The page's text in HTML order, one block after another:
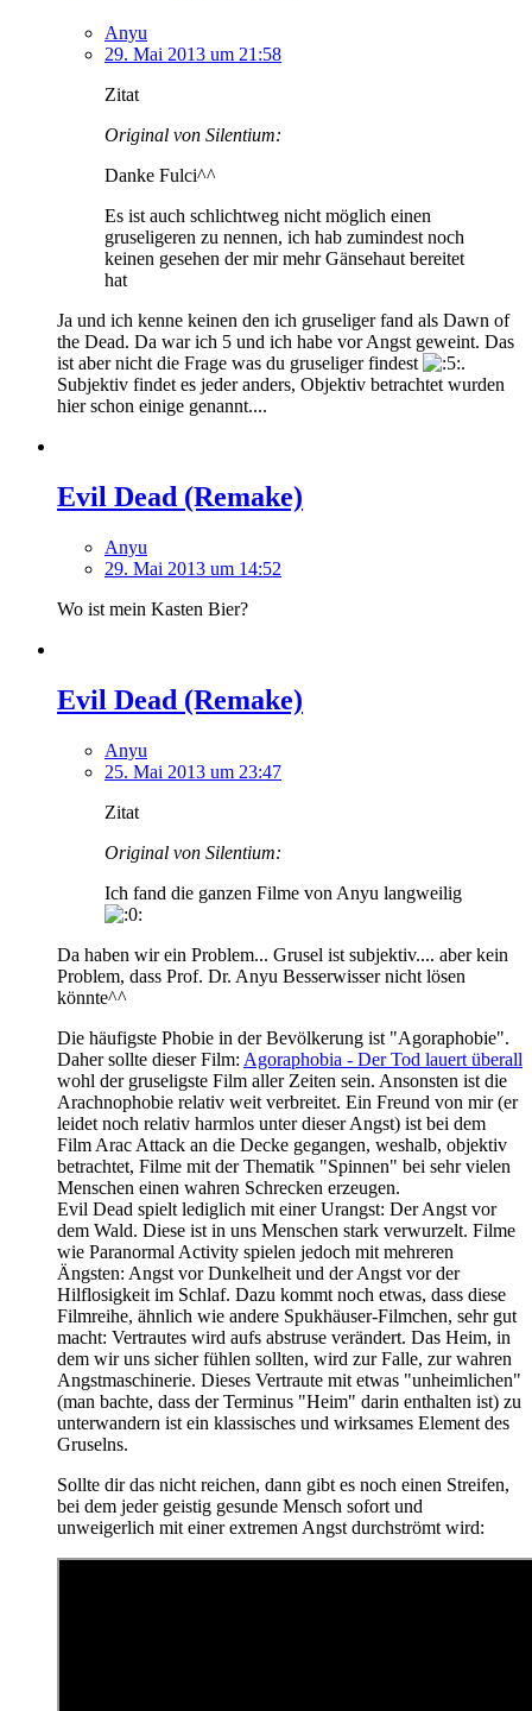
Anyu
29. Mai 2013 um 21:58
Zitat
Original von Silentium:
Danke Fulci^^
Es ist auch schlichtweg nicht möglich einen
gruseligeren zu nennen, ich hab zumindest noch
keinen gesehen der mir mehr Gänsehaut bereitet
hat
Ja und ich kenne keinen den ich gruseliger fand als Dawn of
the Dead. Da war ich 5 und ich habe vor Angst geweint. Das
ist aber nicht die Frage was du gruseliger findest
.
Subjektiv findet es jeder anders, Objektiv betrachtet wurden
hier schon einige genannt....
Evil Dead (Remake)
Anyu
29. Mai 2013 um 14:52
Wo ist mein Kasten Bier?
Evil Dead (Remake)
Anyu
25. Mai 2013 um 23:47
Zitat
Original von Silentium:
Ich fand die ganzen Filme von Anyu langweilig
Da haben wir ein Problem... Grusel ist subjektiv.... aber kein
Problem, dass Prof. Dr. Anyu Besserwisser nicht lösen
könnte^^
Die häufigste Phobie in der Bevölkerung ist "Agoraphobie".
Daher sollte dieser Film: Agoraphobia - Der Tod lauert überall
wohl der gruseligste Film aller Zeiten sein. Ansonsten ist die
Arachnophobie relativ weit verbreitet. Ein Freund von mir (er
leidet noch relativ harmlos unter dieser Angst) ist bei dem
Film Arac Attack an die Decke gegangen, weshalb, objektiv
betrachtet, Filme mit der Thematik "Spinnen" bei sehr vielen
Menschen einen wahren Schrecken erzeugen.
Evil Dead spielt lediglich mit einer Urangst: Der Angst vor
dem Wald. Diese ist in uns Menschen stark verwurzelt. Filme
wie Paranormal Activity spielen jedoch mit mehreren
Ängsten: Angst vor Dunkelheit und der Angst vor der
Hilflosigkeit im Schlaf. Dazu kommt noch etwas, dass diese
Filmreihe, ähnlich wie andere Spukhäuser-Filmchen, sehr gut
macht: Vertrautes wird aufs abstruse verändert. Das Heim, in
dem wir uns sicher fühlen sollten, wird zur Falle, zur wahren
Angstmaschinerie. Dieses Vertraute mit etwas "unheimlichen"
(man bachte, dass der Terminus "Heim" darin enthalten ist) zu
unterwandern ist ein klassisches und wirksames Element des
Gruselns.
Sollte dir das nicht reichen, dann gibt es noch einen Streifen,
bei dem jeder geistig gesunde Mensch sofort und
unweigerlich mit einer extremen Angst durchströmt wird: